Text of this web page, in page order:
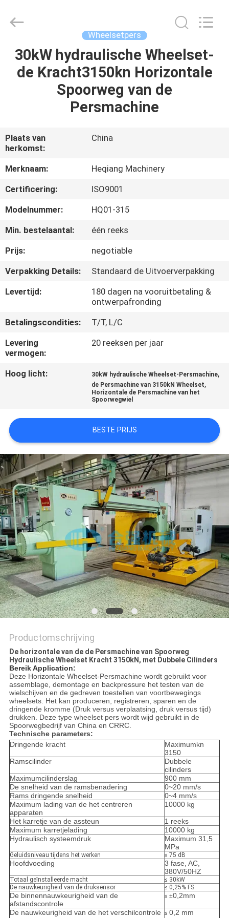
HUIS
PRODUCTEN
ONS
FABRIEKSREIS
KWALITEITSCONTROLE
CONTACTEER
ONS
VERZOEK
CITAAT
SITEMAP
Share
Reserved.
Wheelsetpers
30kW hydraulische Wheelset-
de Kracht3150kn Horizontale
Spoorweg van de
Persmachine
Plaats van
herkomst:
China
Merknaam:
Heqiang Machinery
Certificering:
ISO9001
Modelnummer:
HQ01-315
Min. bestelaantal:
één reeks
Prijs:
negotiable
Verpakking Details:
Standaard de Uitvoerverpakking
Levertijd:
180 dagen na vooruitbetaling &
ontwerpafronding
Betalingscondities:
T/T, L/C
Levering
vermogen:
20 reeksen per jaar
Hoog licht: 30kW hydraulische Wheelset-Persmachine,
de Persmachine van 3150kN Wheelset,
Horizontale de Persmachine van het
Spoorwegwiel
BESTE PRIJS
Productomschrijving
De horizontale van de de Persmachine van Spoorweg
Hydraulische Wheelset Kracht 3150kN, met Dubbele Cilinders
Bereik Application:
Deze Horizontale Wheelset-Persmachine wordt gebruikt voor
assemblage, demontage en backpressure het testen van de
wielschijven en de gedreven toestellen van voortbewegings
wheelsets. Het kan produceren, registreren, sparen en de
dringende kromme (Druk versus verplaatsing, druk versus tijd)
drukken. Deze type wheelset pers wordt wijd gebruikt in de
Spoorwegbedrijf van China en CRRC.
Technische parameters:
Dringende kracht
Maximumkn
3150
Ramscilinder
Dubbele
cilinders
Maximumcilinderslag
900 mm
De snelheid van de ramsbenadering
0~20 mm/s
Rams dringende snelheid
0~4 mm/s
Maximum lading van de het centreren
apparaten
10000 kg
Het karretje van de assteun
1 reeks
Maximum karretjelading
10000 kg
Hydraulisch systeemdruk
Maximum 31,5
MPa
Geluidsniveau tijdens het werken ≤ 75 dB
Hoofdvoeding
3 fase, AC,
380V/50HZ
Totaal geïnstalleerde macht
≤ 30kW
De nauwkeurigheid van de druksensor
≤ 0,25% FS
De binnennauwkeurigheid van de
afstandscontrole
≤ ±0,2mm
De nauwkeurigheid van de het verschilcontrole ≤ 0,2 mm